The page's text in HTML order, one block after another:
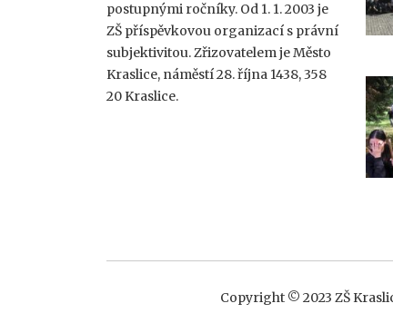
postupnými ročníky. Od 1. 1. 2003 je
ZŠ příspěvkovou organizací s právní
subjektivitou. Zřizovatelem je Město
Kraslice, náměstí 28. října 1438, 358
20 Kraslice.
Copyright © 2023 ZŠ